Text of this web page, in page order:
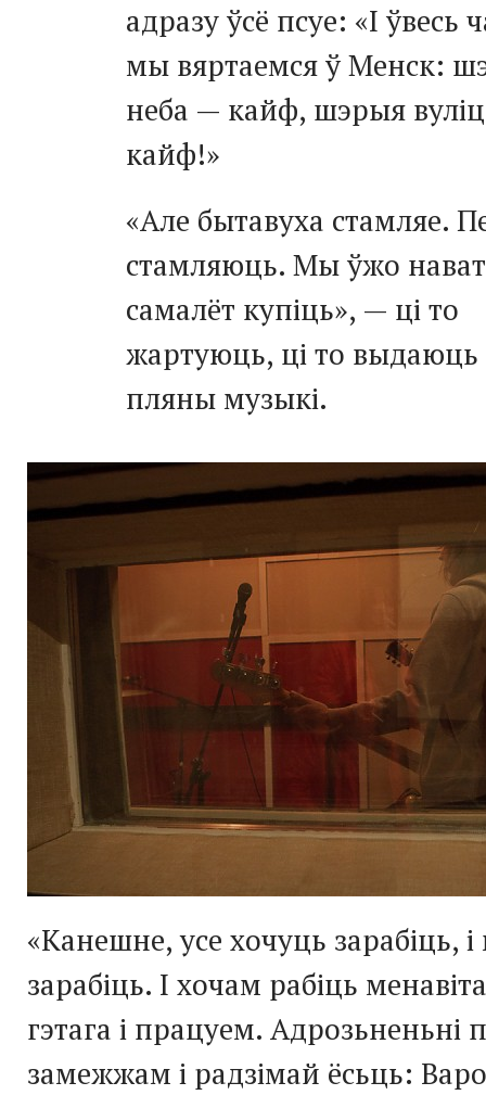
адразу ўсё псуе: «І ўвесь
мы вяртаемся ў Менск:
неба — кайф, шэрыя
кайф!»
«Але бытавуха стамляе.
стамляюць. Мы ўжо
самалёт купіць», — ці то
жартуюць, ці то выдаюць
пляны музыкі.
«Канешне, усе хочуць зарабіць,
зарабіць. І хочам рабіць
гэтага і працуем. Адрозьненьні
замежжам і радзімай ёсьць: